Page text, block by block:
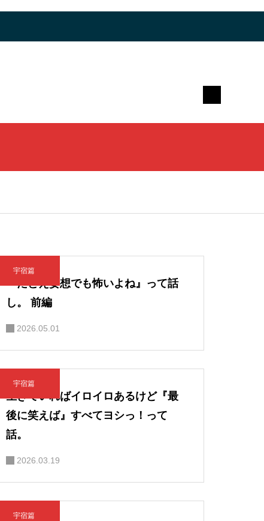
宇宿篇
『たとえ妄想でも怖いよね』って話
し。 前編
2026.05.01
宇宿篇
生きていればイロイロあるけど『最
後に笑えば』すべてヨシっ！って
話。
2026.03.19
宇宿篇